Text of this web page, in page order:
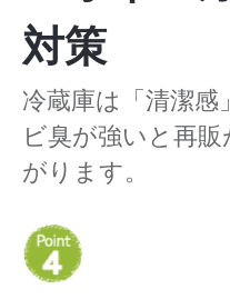
対策
冷蔵庫は「清潔感
ビ臭が強いと再
がります。